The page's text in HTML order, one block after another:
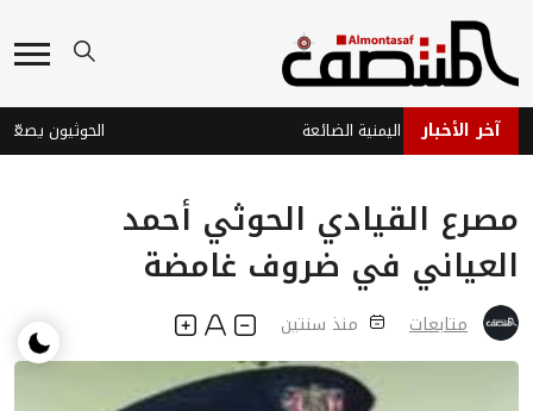
آخر الأخبار
والدبلوماسية اليمنية الضائعة الحوثيون
مصرع القيادي الحوثي أحمد
العياني في ضروف غامضة
متابعات منذ سنتين